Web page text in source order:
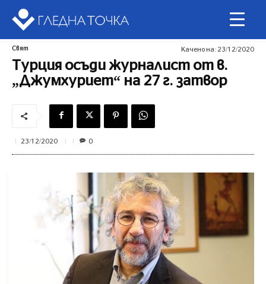
Свят Качено на: 23/12/2020
Турция осъди журналист от в.
„Джумхуриет“ на 27 г. затвор
23/12/2020 0